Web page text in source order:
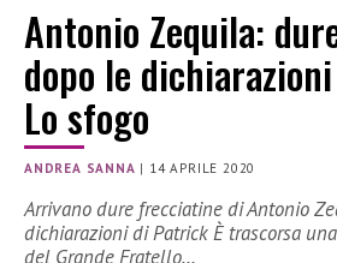
Antonio Zequila:
dopo le
Lo sfogo
ANDREA SANNA | 14 APRILE 2020
Arrivano dure frecciatine di Antonio
dichiarazioni di Patrick È trascorsa
del Grande Fratello…